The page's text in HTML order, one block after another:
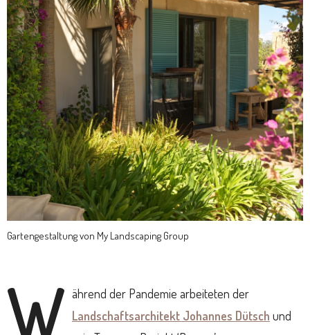
Gartengestaltung von My Landscaping Group
W ährend der Pandemie arbeiteten der
Landschaftsarchitekt Johannes Dütsch und